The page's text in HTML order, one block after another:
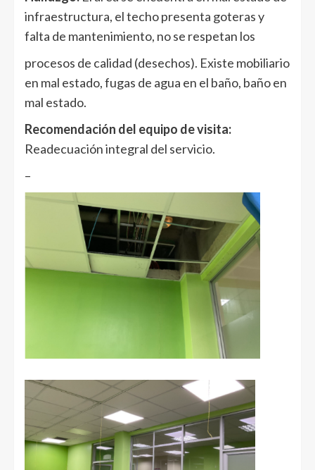
infraestructura, el techo presenta goteras y
falta de mantenimiento, no se respetan los
procesos de calidad (desechos). Existe mobiliario
en mal estado, fugas de agua en el baño, baño en
mal estado.
Recomendación del equipo de visita:
Readecuación integral del servicio.
–